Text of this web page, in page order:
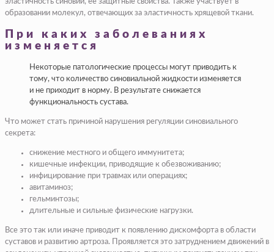
эластичность синовии, ее защитные свойства. Также участвует в
образовании молекул, отвечающих за эластичность хрящевой ткани.
При каких заболеваниях
изменяется
Некоторые патологические процессы могут приводить к
тому, что количество синовиальной жидкости изменяется
и не приходит в норму. В результате снижается
функциональность сустава.
Что может стать причиной нарушения регуляции синовиального
секрета:
снижение местного и общего иммунитета;
кишечные инфекции, приводящие к обезвоживанию;
инфицирование при травмах или операциях;
авитаминоз;
гельминтозы;
длительные и сильные физические нагрузки.
Все это так или иначе приводит к появлению дискомфорта в области
суставов и развитию артроза. Проявляется это затруднением движений в